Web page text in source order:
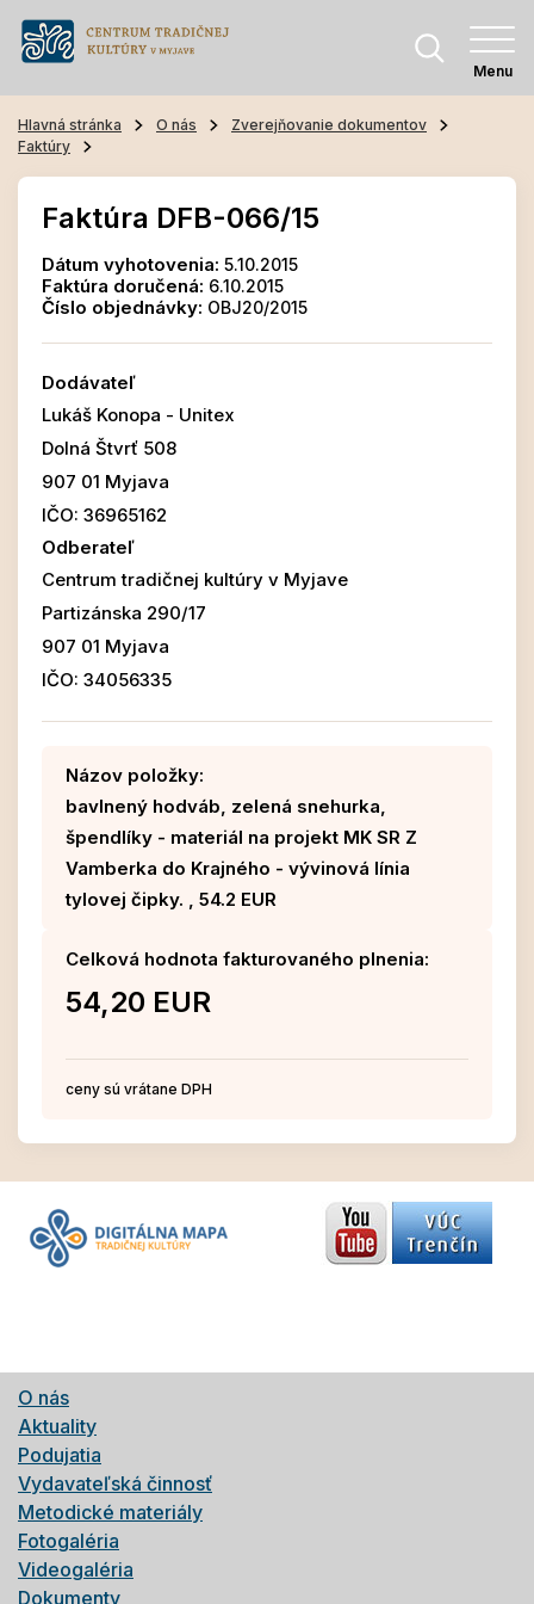
Menu
Hlavná stránka O nás
Zverejňovanie dokumentov
Faktúry
Faktúra DFB-066/15
Dátum vyhotovenia: 5.10.2015
Faktúra doručená: 6.10.2015
Číslo objednávky: OBJ20/2015
Dodávateľ
Lukáš Konopa - Unitex
Dolná Štvrť 508
907 01 Myjava
IČO: 36965162
Odberateľ
Centrum tradičnej kultúry v Myjave
Partizánska 290/17
907 01 Myjava
IČO: 34056335
Názov položky:
bavlnený hodváb, zelená snehurka,
špendlíky - materiál na projekt MK SR Z
Vamberka do Krajného - vývinová línia
tylovej čipky. , 54.2 EUR
Celková hodnota fakturovaného plnenia:
54,20 EUR
ceny sú vrátane DPH
O nás
Aktuality
Podujatia
Vydavateľská činnosť
Metodické materiály
Fotogaléria
Videogaléria
Dokumenty